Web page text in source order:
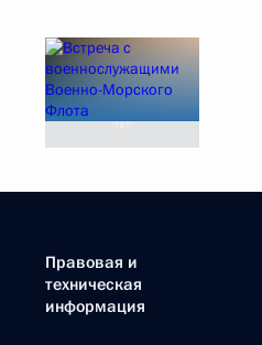
Правовая и
техническая
информация